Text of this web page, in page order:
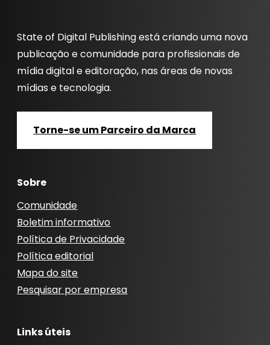
State of Digital Publishing está criando uma nova
publicação e comunidade para profissionais de
mídia digital e editoração, nas áreas de novas
mídias e tecnologia.
Torne-se um Parceiro da Marca
Sobre
Comunidade
Boletim informativo
Política de Privacidade
Política editorial
Mapa do site
Pesquisar por empresa
Links úteis